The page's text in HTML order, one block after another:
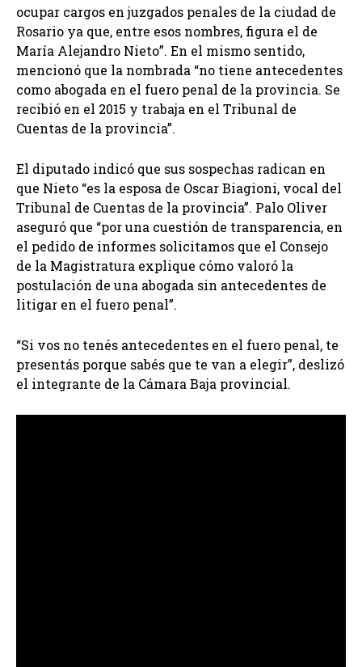
ocupar cargos en juzgados penales de la ciudad de
Rosario ya que, entre esos nombres, figura el de
María Alejandro Nieto”. En el mismo sentido,
mencionó que la nombrada “no tiene antecedentes
como abogada en el fuero penal de la provincia. Se
recibió en el 2015 y trabaja en el Tribunal de
Cuentas de la provincia”.
El diputado indicó que sus sospechas radican en
que Nieto “es la esposa de Oscar Biagioni, vocal del
Tribunal de Cuentas de la provincia”. Palo Oliver
aseguró que “por una cuestión de transparencia, en
el pedido de informes solicitamos que el Consejo
de la Magistratura explique cómo valoró la
postulación de una abogada sin antecedentes de
litigar en el fuero penal”.
“Si vos no tenés antecedentes en el fuero penal, te
presentás porque sabés que te van a elegir”, deslizó
el integrante de la Cámara Baja provincial.